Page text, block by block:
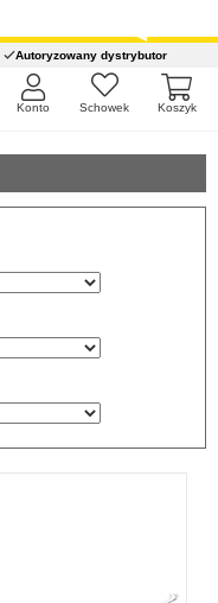
Autoryzowany dystrybutor
Koszyk
Schowek
Konto